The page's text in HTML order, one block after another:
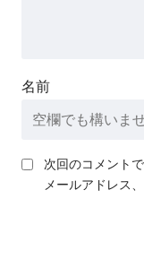
名前
次回のコメント
メールアドレス